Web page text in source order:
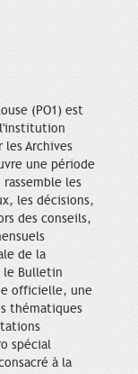
(PO1) est
Archives
une période
les
les décisions,
des conseils,
de la
le Bulletin
officielle, une
thématiques
spécial
à la